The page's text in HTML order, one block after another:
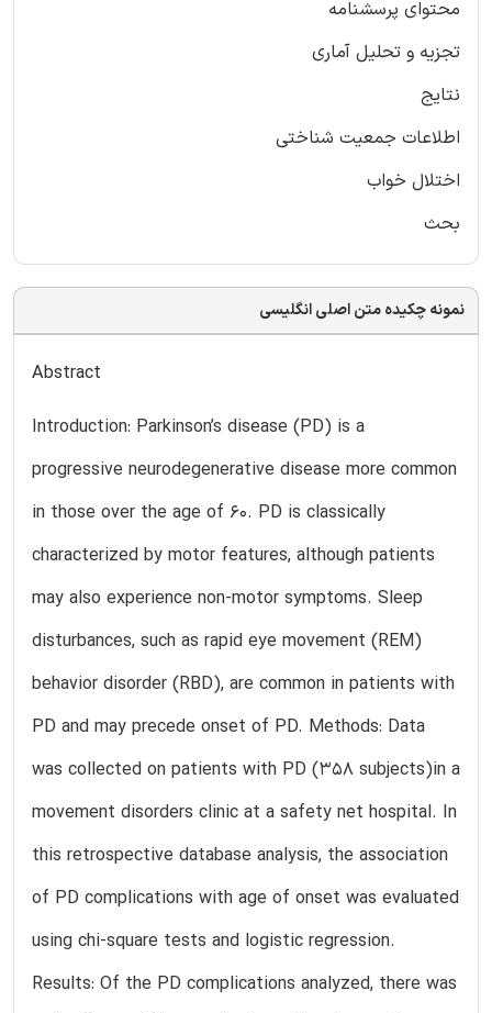
محتوای پرسشنامه
تجزیه و تحلیل آماری
نتایج
اطلاعات جمعیت شناختی
اختلال خواب
بحث
نمونه چکیده متن اصلی انگلیسی
Abstract
Introduction: Parkinson’s disease (PD) is a
progressive neurodegenerative disease more common
in those over the age of 60. PD is classically
characterized by motor features, although patients
may also experience non-motor symptoms. Sleep
disturbances, such as rapid eye movement (REM)
behavior disorder (RBD), are common in patients with
PD and may precede onset of PD. Methods: Data
was collected on patients with PD (358 subjects)in a
movement disorders clinic at a safety net hospital. In
this retrospective database analysis, the association
of PD complications with age of onset was evaluated
using chi-square tests and logistic regression.
Results: Of the PD complications analyzed, there was